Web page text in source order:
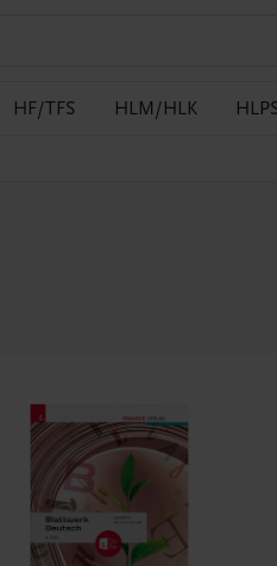
HF/TFS HLM/HLK